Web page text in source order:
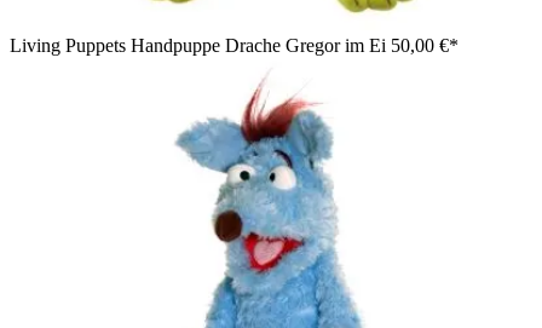
Living Puppets Handpuppe Drache Gregor im Ei 50,00 €*